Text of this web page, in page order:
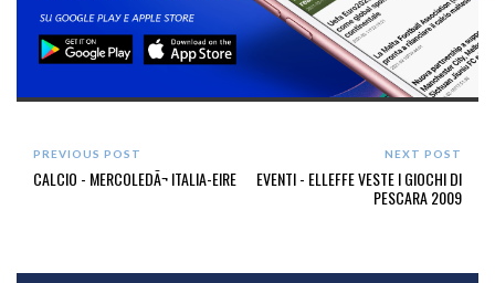
PREVIOUS POST
CALCIO - MERCOLEDÃ¬ ITALIA-EIRE
NEXT POST
EVENTI - ELLEFFE VESTE I GIOCHI DI
PESCARA 2009